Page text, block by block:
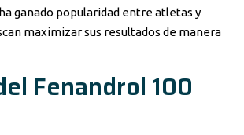
ganado popularidad entre atletas y
maximizar sus resultados de manera
Fenandrol 100